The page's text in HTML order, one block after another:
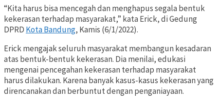
“Kita harus bisa mencegah dan menghapus segala bentuk
kekerasan terhadap masyarakat,” kata Erick, di Gedung
DPRD Kota Bandung, Kamis (6/1/2022).
Erick mengajak seluruh masyarakat membangun kesadaran
atas bentuk-bentuk kekerasan. Dia menilai, edukasi
mengenai pencegahan kekerasan terhadap masyarakat
harus dilakukan. Karena banyak kasus-kasus kekerasan yang
direncanakan dan berbuntut dengan penganiayaan.